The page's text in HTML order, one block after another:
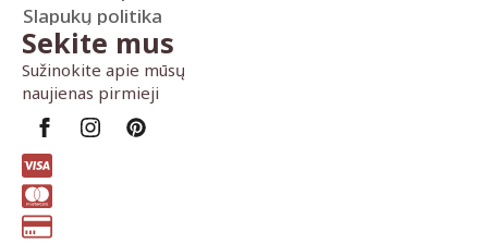
Slapukų politika
Sekite mus
Sužinokite apie mūsų
naujienas pirmieji